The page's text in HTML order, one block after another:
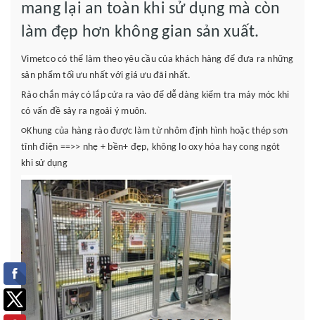
mang lại an toàn khi sử dụng mà còn
làm đẹp hơn không gian sản xuất.
Vimetco có thể làm theo yêu cầu của khách hàng để đưa ra những
sản phẩm tối ưu nhất với giá ưu đãi nhất.
Rào chắn máy có lắp cửa ra vào để dễ dàng kiểm tra máy móc khi
có vấn đề sảy ra ngoải ý muôn.
○Khung của hàng rào được làm từ nhôm định hình hoặc thép sơn
tĩnh điện ==>> nhẹ + bền+ đẹp, không lo oxy hóa hay cong ngót
khi sử dụng